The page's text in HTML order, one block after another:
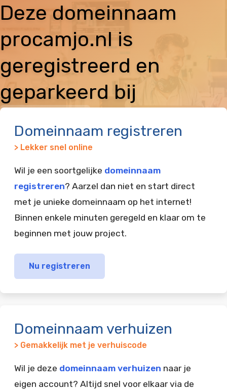
Deze domeinnaam
procamjo.nl is
geregistreerd en
geparkeerd bij
Domeinnaam registreren
> Lekker snel online
Wil je een soortgelijke domeinnaam
registreren? Aarzel dan niet en start direct
met je unieke domeinnaam op het internet!
Binnen enkele minuten geregeld en klaar om te
beginnen met jouw project.
Nu registreren
Domeinnaam verhuizen
> Gemakkelijk met je verhuiscode
Wil je deze domeinnaam verhuizen naar je
eigen account? Altijd snel voor elkaar via de